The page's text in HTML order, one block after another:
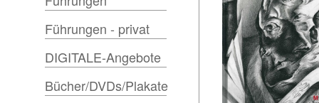
Führungen - privat
DIGITALE-Angebote
Bücher/DVDs/Plakate